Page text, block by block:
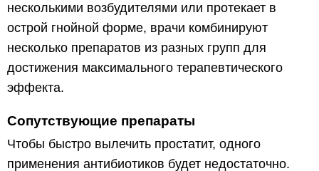
несколькими возбудителями или протекает в
острой гнойной форме, врачи комбинируют
несколько препаратов из разных групп для
достижения максимального терапевтического
эффекта.
Сопутствующие препараты
Чтобы быстро вылечить простатит, одного
применения антибиотиков будет недостаточно.